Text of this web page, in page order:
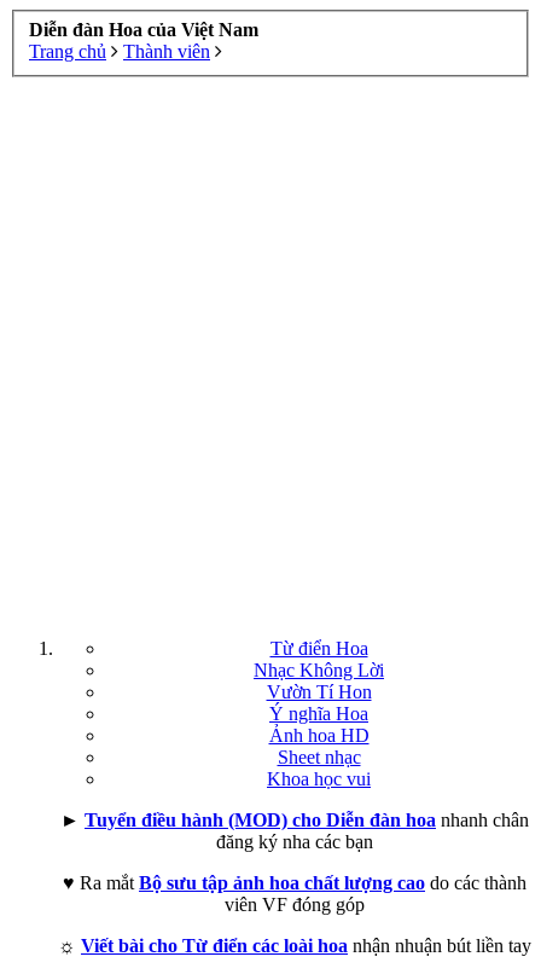
Diễn đàn Hoa của Việt Nam
Trang chủ
Thành viên
Từ điển Hoa
Nhạc Không Lời
Vườn Tí Hon
Ý nghĩa Hoa
Ảnh hoa HD
Sheet nhạc
Khoa học vui
► Tuyển điều hành (MOD) cho Diễn đàn hoa nhanh chân
đăng ký nha các bạn
♥ Ra mắt Bộ sưu tập ảnh hoa chất lượng cao do các thành
viên VF đóng góp
☼ Viết bài cho Từ điển các loài hoa nhận nhuận bút liền tay